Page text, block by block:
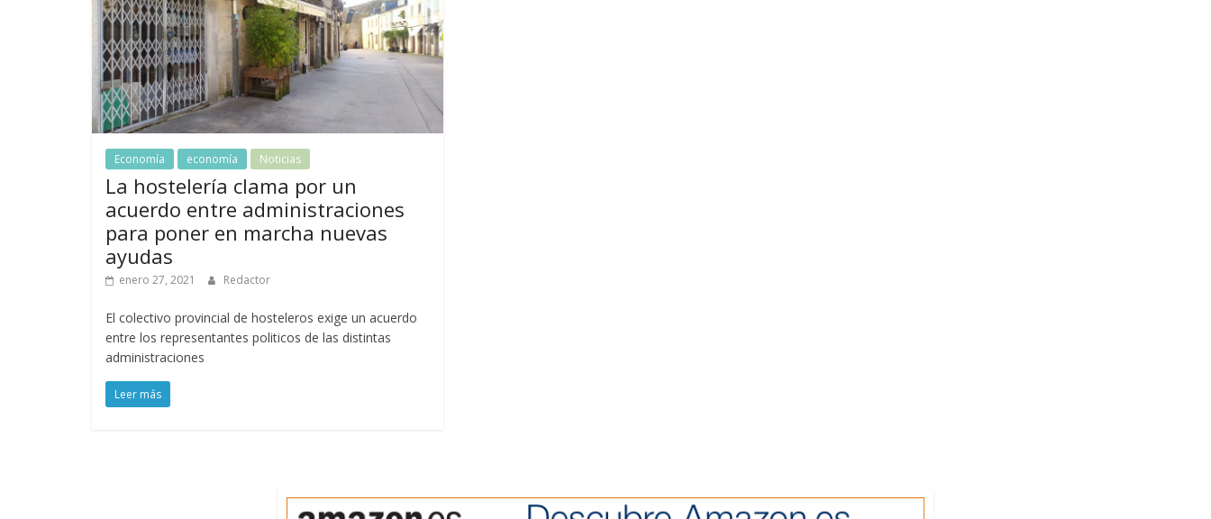
Economía economía Noticias
La hostelería clama por un
acuerdo entre administraciones
para poner en marcha nuevas
ayudas
enero 27, 2021 Redactor
El colectivo provincial de hosteleros exige un acuerdo
entre los representantes politicos de las distintas
administraciones
Leer más